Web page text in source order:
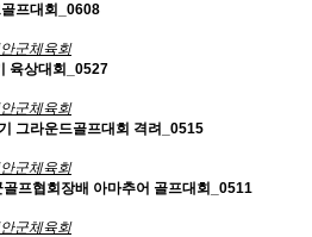
프대회_0608
군체육회
육상대회_0527
군체육회
그라운드골프대회 격려_0515
군체육회
프협회장배 아마추어 골프대회_0511
군체육회